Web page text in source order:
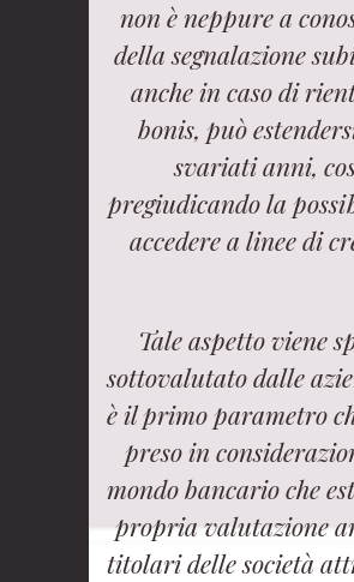
non è neppure a
della segnalazione
anche in caso di
bonis, può
svariati anni,
pregiudicando la
accedere a linee di
Tale aspetto viene
sottovalutato dalle
è il primo parametro
preso in
mondo bancario che
propria valutazione
titolari delle società